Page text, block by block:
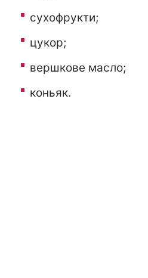
сухофрукти;
цукор;
вершкове масло;
коньяк.